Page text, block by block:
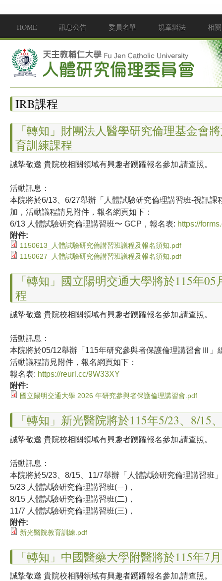
Main menu
HOME 訊息公告 委員名單 規章辦法 相
IRB課程
「轉知」財團法人醫學研究倫理基金會
育訓練課程
誠摯敬邀 貴院校相關領域有興趣者踴躍報名參加,請查照。
活動訊息：
本院將於6/13、6/27舉辦「人體試驗研究倫理講習班-視訊
加，活動議程請見附件，報名網頁如下：
6/13 人體試驗研究倫理講習班〜 GCP，報名表: https://
附件:
1150613_人體試驗研究倫講習班議程及報名須知.pdf
1150627_人體試驗研究倫講習班議程及報名須知.pdf
「轉知」國立陽明交通大學將於115年
程
誠摯敬邀 貴院校相關領域有興趣者踴躍報名參加,請查照。
活動訊息：
本院將於05/12舉辦「115年研究參與者保護倫理講習會Ⅲ」
活動議程請見附件，報名網頁如下：
報名表: https://reurl.cc/9W33XY
附件:
國立陽明交通大學 2026 年研究參與者保護倫理講習會.pdf
「轉知」新光醫院將於115年5/23、8/15
誠摯敬邀 貴院校相關領域有興趣者踴躍報名參加,請查照。
活動訊息：
本院將於5/23、8/15、11/7舉辦「人體試驗研究倫理講習班
5/23 人體試驗研究倫理講習班(ㄧ)，
8/15 人體試驗研究倫理講習班(二)，
11/7 人體試驗研究倫理講習班(三)，
附件:
新光醫院教育訓練.pdf
「轉知」中國醫藥大學附醫將於115年7
誠摯敬邀 貴院校相關領域有興趣者踴躍報名參加,請查照。